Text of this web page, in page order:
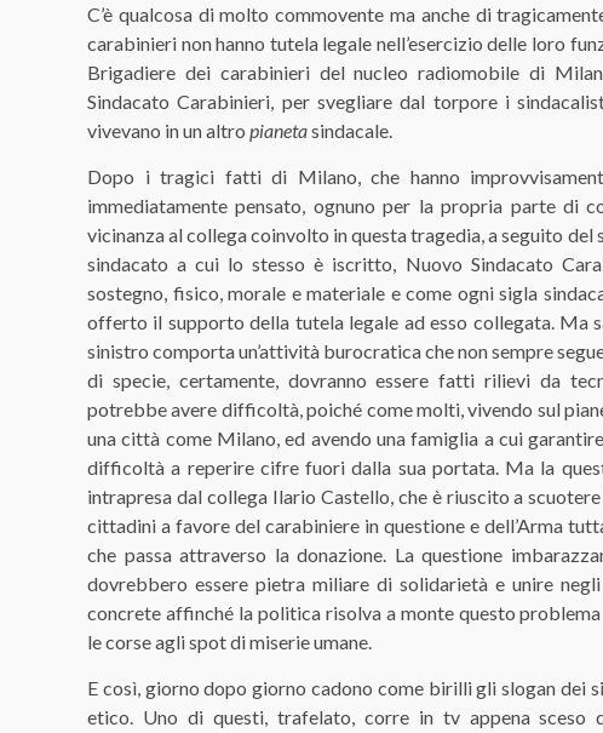
C’è qualcosa di molto commovente ma anche di
carabinieri non hanno tutela legale nell’esercizio delle loro
Brigadiere dei carabinieri del nucleo radiomobile di
Sindacato Carabinieri, per svegliare dal torpore i
vivevano in un altro pianetasindacale.
Dopo i tragici fatti di Milano, che hanno
immediatamente pensato, ognuno per la propria parte di
vicinanza al collega coinvolto in questa tragedia, a seguito
sindacato a cui lo stesso è iscritto, Nuovo Sindacato
sostegno, fisico, morale e materiale e come ogni sigla
offerto il supporto della tutela legale ad esso collegata. Ma
sinistro comporta un’attività burocratica che non sempre
di specie, certamente, dovranno essere fatti rilievi da
potrebbe avere difficoltà, poiché come molti, vivendo sul
una città come Milano, ed avendo una famiglia a cui
difficoltà a reperire cifre fuori dalla sua portata. Ma la
intrapresa dal collega Ilario Castello, che è riuscito a
cittadini a favore del carabiniere in questione e dell’Arma
che passa attraverso la donazione. La questione
dovrebbero essere pietra miliare di solidarietà e unire
concrete affinché la politica risolva a monte questo
le corse agli spot di miserie umane.
E così, giorno dopo giorno cadono come birilli gli slogan dei
etico. Uno di questi, trafelato, corre in tv appena sceso